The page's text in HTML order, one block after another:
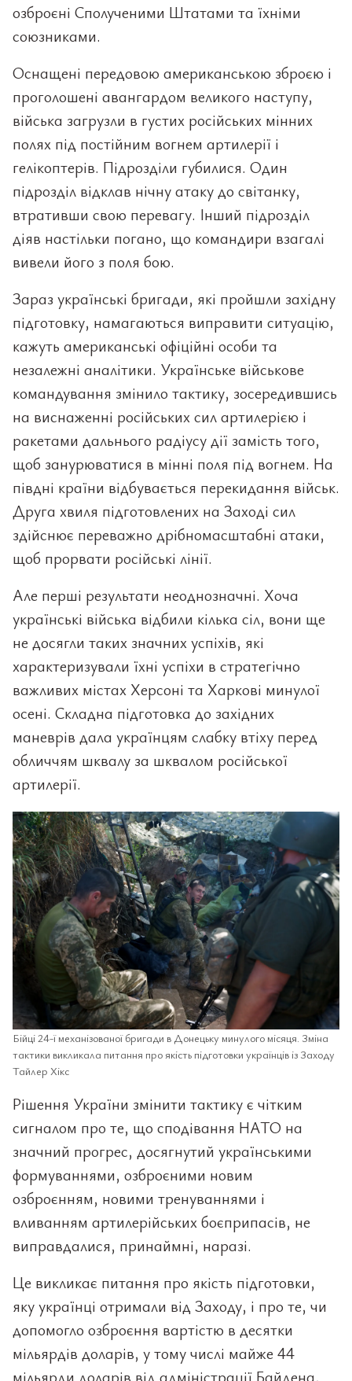
озброєні Сполученими Штатами та їхніми
союзниками.
Оснащені передовою американською зброєю і
проголошені авангардом великого наступу,
війська загрузли в густих російських мінних
полях під постійним вогнем артилерії і
гелікоптерів. Підрозділи губилися. Один
підрозділ відклав нічну атаку до світанку,
втративши свою перевагу. Інший підрозділ
діяв настільки погано, що командири взагалі
вивели його з поля бою.
Зараз українські бригади, які пройшли західну
підготовку, намагаються виправити ситуацію,
кажуть американські офіційні особи та
незалежні аналітики. Українське військове
командування змінило тактику, зосередившись
на виснаженні російських сил артилерією і
ракетами дальнього радіусу дії замість того,
щоб занурюватися в мінні поля під вогнем. На
півдні країни відбувається перекидання військ.
Друга хвиля підготовлених на Заході сил
здійснює переважно дрібномасштабні атаки,
щоб прорвати російські лінії.
Але перші результати неоднозначні. Хоча
українські війська відбили кілька сіл, вони ще
не досягли таких значних успіхів, які
характеризували їхні успіхи в стратегічно
важливих містах Херсоні та Харкові минулої
осені. Складна підготовка до західних
маневрів дала українцям слабку втіху перед
обличчям шквалу за шквалом російської
артилерії.
Бійці 24-ї механізованої бригади в Донецьку минулого місяця. Зміна
тактики викликала питання про якість підготовки українців із Заходу
Тайлер Хікс
Рішення України змінити тактику є чітким
сигналом про те, що сподівання НАТО на
значний прогрес, досягнутий українськими
формуваннями, озброєними новим
озброєнням, новими тренуваннями і
вливанням артилерійських боєприпасів, не
виправдалися, принаймні, наразі.
Це викликає питання про якість підготовки,
яку українці отримали від Заходу, і про те, чи
допомогло озброєння вартістю в десятки
мільярдів доларів, у тому числі майже 44